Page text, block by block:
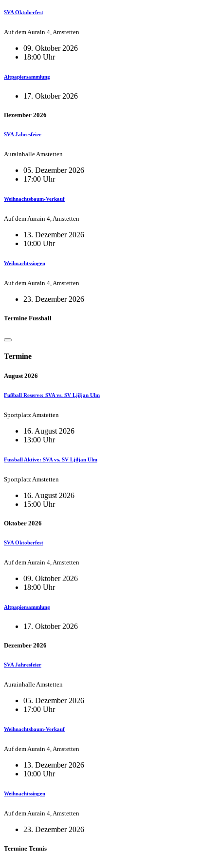
SVA Oktoberfest
Auf dem Aurain 4, Amstetten
09. Oktober 2026
18:00 Uhr
Altpapiersammlung
17. Oktober 2026
Dezember 2026
SVA Jahresfeier
Aurainhalle Amstetten
05. Dezember 2026
17:00 Uhr
Weihnachtsbaum-Verkauf
Auf dem Aurain 4, Amstetten
13. Dezember 2026
10:00 Uhr
Weihnachtssingen
Auf dem Aurain 4, Amstetten
23. Dezember 2026
Termine Fussball
Termine
August 2026
Fußball Reserve: SVA vs. SV Ljiljan Ulm
Sportplatz Amstetten
16. August 2026
13:00 Uhr
Fussball Aktive: SVA vs. SV Ljiljan Ulm
Sportplatz Amstetten
16. August 2026
15:00 Uhr
Oktober 2026
SVA Oktoberfest
Auf dem Aurain 4, Amstetten
09. Oktober 2026
18:00 Uhr
Altpapiersammlung
17. Oktober 2026
Dezember 2026
SVA Jahresfeier
Aurainhalle Amstetten
05. Dezember 2026
17:00 Uhr
Weihnachtsbaum-Verkauf
Auf dem Aurain 4, Amstetten
13. Dezember 2026
10:00 Uhr
Weihnachtssingen
Auf dem Aurain 4, Amstetten
23. Dezember 2026
Termine Tennis